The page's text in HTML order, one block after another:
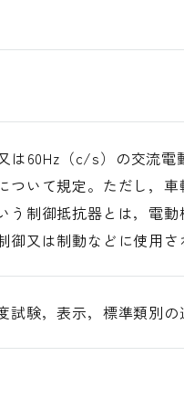
は60Hz（c/s）の交流
ついて規定。ただし，
う制御抵抗器とは，電
御又は制動などに使用さ
試験，表示，標準類別